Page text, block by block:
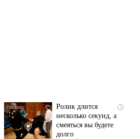
i
Ролик длится
несколько секунд, а
смеяться вы будете
долго